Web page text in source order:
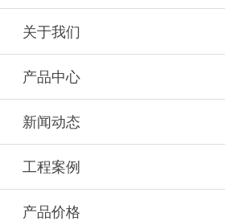
关于我们
产品中心
新闻动态
工程案例
产品价格